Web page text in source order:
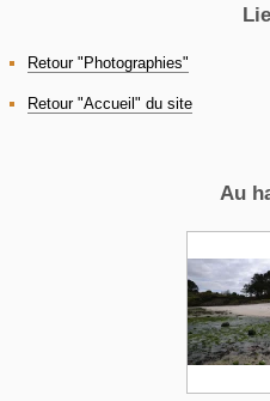
Retour "Photographies"
Retour "Accueil" du site
Au